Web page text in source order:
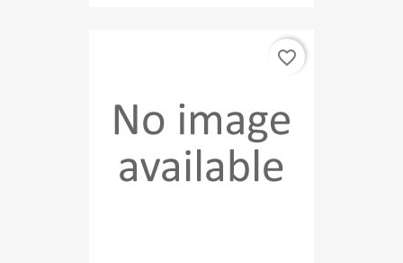
favorite_border